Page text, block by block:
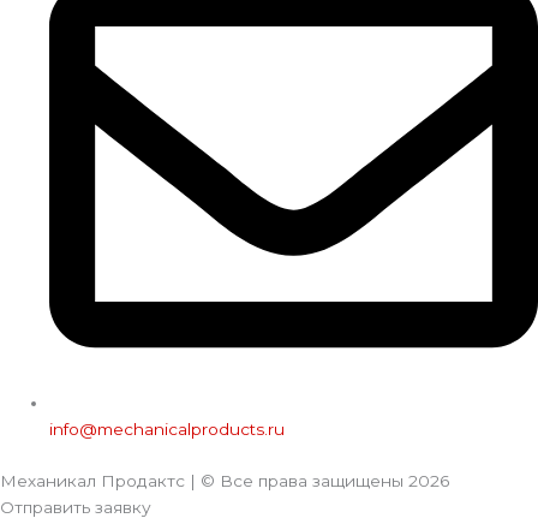
info@mechanicalproducts.ru
Механикал Продактс | © Все права защищены 2026
Отправить заявку